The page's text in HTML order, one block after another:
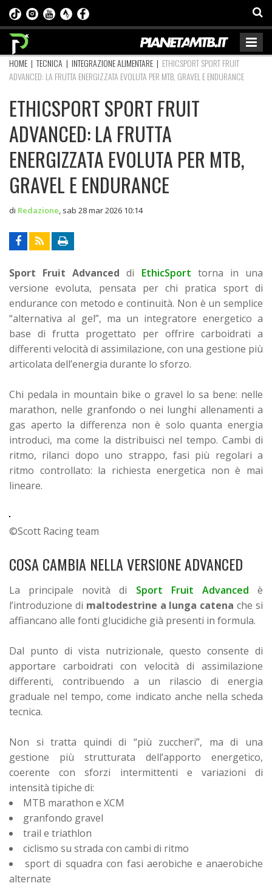
HOME |TECNICA | INTEGRAZIONE ALIMENTARE | ETHICSPORT SPORT FRUIT
ADVANCED: LA FRUTTA ENERGIZZATA EVOLUTA PER MTB, GRAVEL E ENDURANCE
ETHICSPORT SPORT FRUIT
ADVANCED: LA FRUTTA
ENERGIZZATA EVOLUTA PER MTB,
GRAVEL E ENDURANCE
di Redazione sab 28 mar 2026 10:14
Sport Fruit Advanced di EthicSport torna in una
versione evoluta, pensata per chi pratica sport di
endurance con metodo e continuità. Non è un semplice
“alternativa al gel”, ma un integratore energetico a
base di frutta progettato per offrire carboidrati a
differenti velocità di assimilazione, con una gestione più
articolata dell’energia durante lo sforzo.
Chi pedala in mountain bike o gravel lo sa bene: nelle
marathon, nelle granfondo o nei lunghi allenamenti a
gas aperto la differenza non è solo quanta energia
introduci, ma come la distribuisci nel tempo. Cambi di
ritmo, rilanci dopo uno strappo, fasi più regolari a
ritmo controllato: la richiesta energetica non è mai
lineare.
©Scott Racing team
COSA CAMBIA NELLA VERSIONE ADVANCED
La principale novità di Sport Fruit Advanced è
l’introduzione di maltodestrine a lunga catena che si
affiancano alle fonti glucidiche già presenti in formula.
Dal punto di vista nutrizionale, questo consente di
apportare carboidrati con velocità di assimilazione
differenti, contribuendo a un rilascio di energia
graduale nel tempo, come indicato anche nella scheda
tecnica.
Non si tratta quindi di “più zuccheri”, ma di una
gestione più strutturata dell’apporto energetico,
coerente con sforzi intermittenti e variazioni di
intensità tipiche di:
MTB marathon e XCM
granfondo gravel
trail e triathlon
ciclismo su strada con cambi di ritmo
sport di squadra con fasi aerobiche e anaerobiche
alternate